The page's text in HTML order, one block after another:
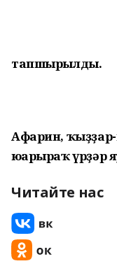
тапшырылды.
Афарин, ҡыҙҙар-
юғарыраҡ үрҙәр
Читайте нас